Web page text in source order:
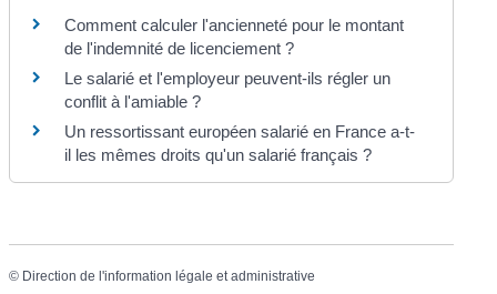
Comment calculer l'ancienneté pour le montant
de l'indemnité de licenciement ?
Le salarié et l'employeur peuvent-ils régler un
conflit à l'amiable ?
Un ressortissant européen salarié en France a-t-
il les mêmes droits qu'un salarié français ?
© Direction de l'information légale et administrative